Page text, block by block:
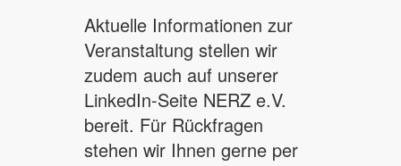
Aktuelle Informationen zur
Veranstaltung stellen wir
zudem auch auf unserer
LinkedIn-Seite NERZ e.V.
bereit. Für Rückfragen
stehen wir Ihnen gerne per